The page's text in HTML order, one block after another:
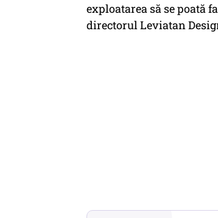
exploatarea să se poată
directorul Leviatan